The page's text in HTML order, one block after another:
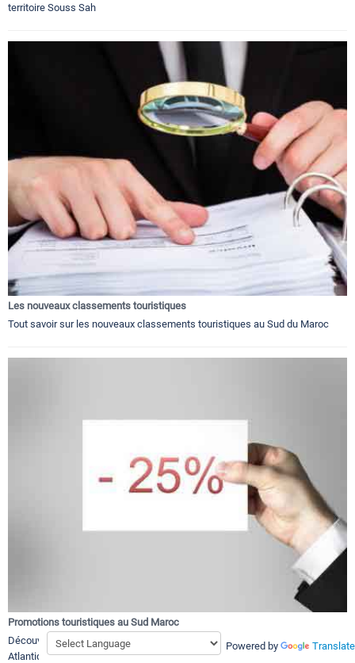
territoire Souss Sah
Les nouveaux classements touristiques
Tout savoir sur les nouveaux classements touristiques au Sud du Maroc
Promotions touristiques au Sud Maroc
Découvrir les promotion touristiques et bons plans a Souss Sahara
Atlantique
Powered by Translate